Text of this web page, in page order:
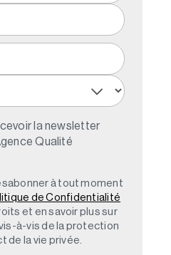
la newsletter
Qualité
à tout moment
de Confidentialité
et en savoir plus sur
à-vis de la protection
de la vie privée.